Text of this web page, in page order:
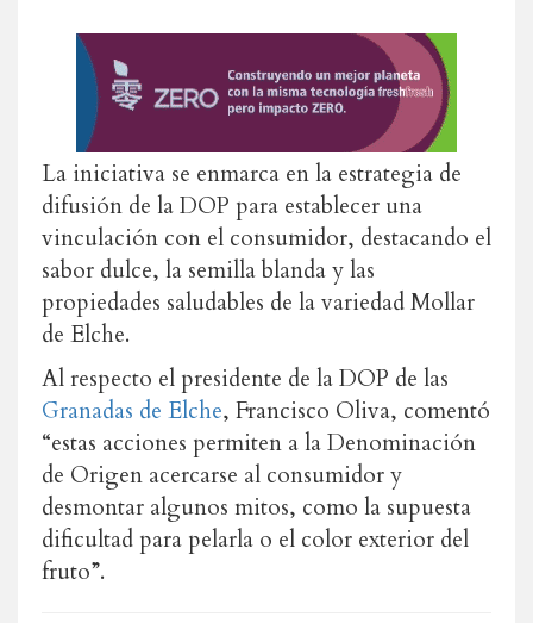
La iniciativa se enmarca en la estrategia de
difusión de la DOP para establecer una
vinculación con el consumidor, destacando el
sabor dulce, la semilla blanda y las
propiedades saludables de la variedad Mollar
de Elche.
Al respecto el presidente de la DOP de las
Granadas de Elche, Francisco Oliva, comentó
“estas acciones permiten a la Denominación
de Origen acercarse al consumidor y
desmontar algunos mitos, como la supuesta
dificultad para pelarla o el color exterior del
fruto”.